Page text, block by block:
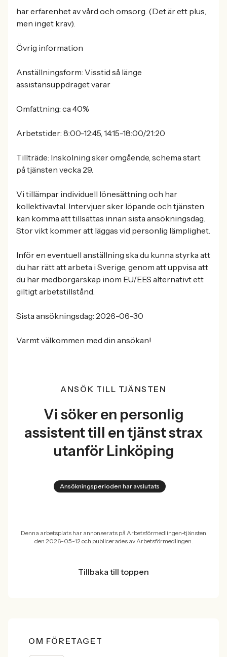
har erfarenhet av vård och omsorg. (Det är ett plus,
men inget krav).
Övrig information
Anställningsform: Visstid så länge
assistansuppdraget varar
Omfattning: ca 40%
Arbetstider: 8:00-12:45, 14:15-18:00/21:20
Tillträde: Inskolning sker omgående, schema start
på tjänsten vecka 29.
Vi tillämpar individuell lönesättning och har
kollektivavtal. Intervjuer sker löpande och tjänsten
kan komma att tillsättas innan sista ansökningsdag.
Stor vikt kommer att läggas vid personlig lämplighet.
Inför en eventuell anställning ska du kunna styrka att
du har rätt att arbeta i Sverige, genom att uppvisa att
du har medborgarskap inom EU/EES alternativt ett
giltigt arbetstillstånd.
Sista ansökningsdag: 2026-06-30
Varmt välkommen med din ansökan!
ANSÖK TILL TJÄNSTEN
Vi söker en personlig
assistent till en tjänst strax
utanför Linköping
Ansökningsperioden har avslutats
Denna arbetsplats har annonserats på Arbetsförmedlingen-tjänsten
den 2026-05-12 och publicerades av Arbetsförmedlingen.
Tillbaka till toppen
OM FÖRETAGET